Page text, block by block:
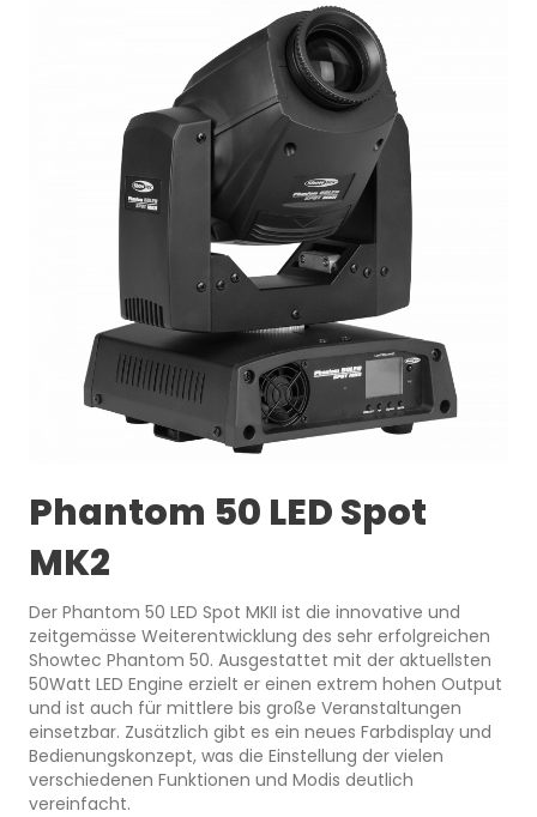
Phantom 50 LED Spot
MK2
Der Phantom 50 LED Spot MKII ist die innovative und
zeitgemässe Weiterentwicklung des sehr erfolgreichen
Showtec Phantom 50. Ausgestattet mit der aktuellsten
50Watt LED Engine erzielt er einen extrem hohen Output
und ist auch für mittlere bis große Veranstaltungen
einsetzbar. Zusätzlich gibt es ein neues Farbdisplay und
Bedienungskonzept, was die Einstellung der vielen
verschiedenen Funktionen und Modis deutlich
vereinfacht.